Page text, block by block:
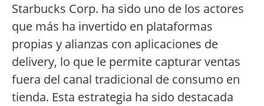
Starbucks Corp. ha sido uno de los actores
que más ha invertido en plataformas
propias y alianzas con aplicaciones de
delivery, lo que le permite capturar ventas
fuera del canal tradicional de consumo en
tienda. Esta estrategia ha sido destacada